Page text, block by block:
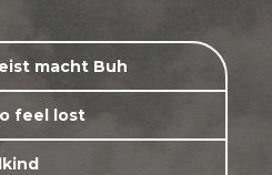
macht Buh
feel lost